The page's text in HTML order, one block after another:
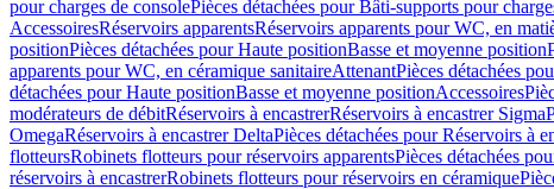
pour charges de consolePièces détachées pour Bâti-supports pour
AccessoiresRéservoirs apparentsRéservoirs apparents pour WC, en
positionPièces détachées pour Haute positionBasse et moyenne position
apparents pour WC, en céramique sanitaireAttenantPièces détachées
détachées pour Haute positionBasse et moyenne positionAccessoires
modérateurs de débitRéservoirs à encastrerRéservoirs à encastrer Sigma
OmegaRéservoirs à encastrer DeltaPièces détachées pour Réservoirs à
flotteursRobinets flotteurs pour réservoirs apparentsPièces détachées
réservoirs à encastrerRobinets flotteurs pour réservoirs en céramique